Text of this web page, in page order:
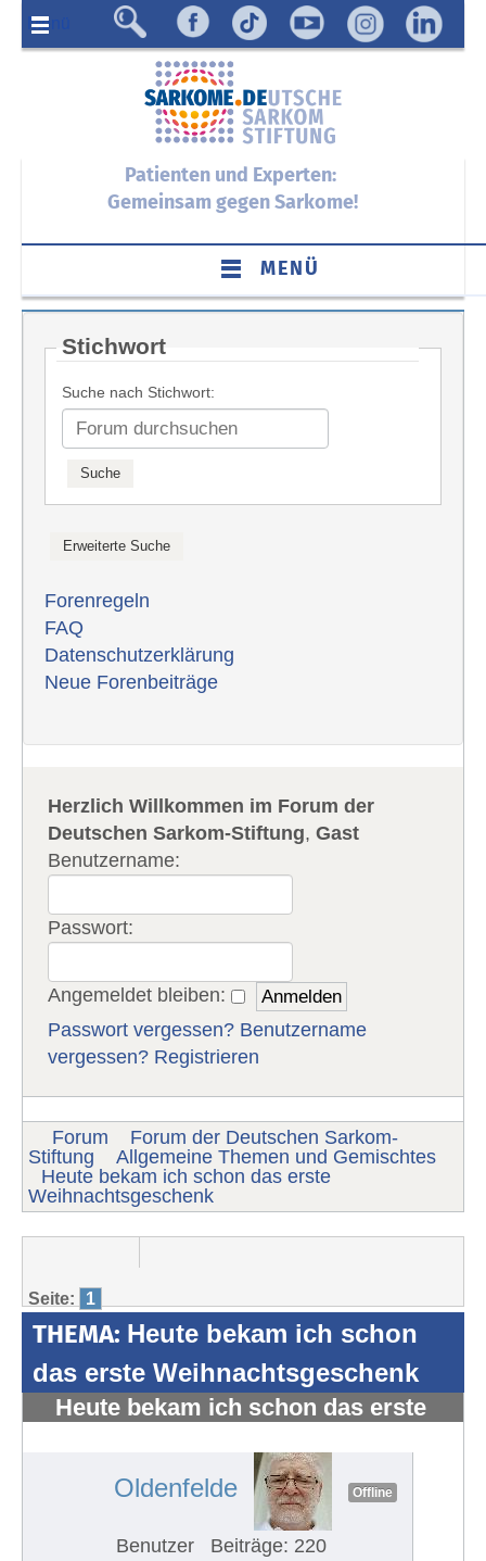
Menü
Patienten und Experten:
Gemeinsam gegen Sarkome!
MENÜ
Stichwort
Suche nach Stichwort:
Forenregeln
FAQ
Datenschutzerklärung
Neue Forenbeiträge
Herzlich Willkommen im Forum der
Deutschen Sarkom-Stiftung,Gast
Benutzername:
Passwort:
Angemeldet bleiben:
Passwort vergessen? Benutzername
vergessen? Registrieren
Forum
Forum der Deutschen Sarkom-
Stiftung
Allgemeine Themen und Gemischtes
Heute bekam ich schon das erste
Weihnachtsgeschenk
Seite: 1
THEMA: Heute bekam ich schon
das erste Weihnachtsgeschenk
Heute bekam ich schon das erste
Oldenfelde Offline
Benutzer Beiträge: 220